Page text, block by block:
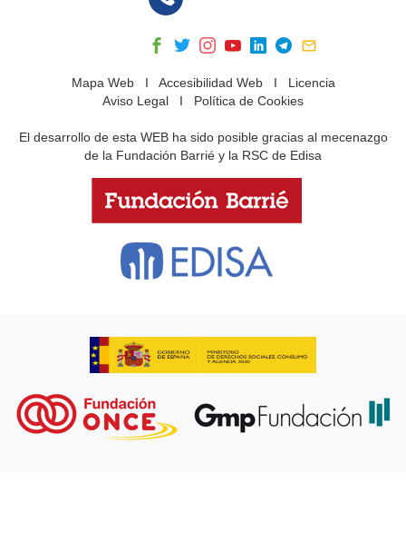
Mapa WebI Accesibilidad WebI Licencia
Aviso Legal I Política de Cookies
El desarrollo de esta WEB ha sido posible gracias al mecenazgo
de la Fundación Barrié y la RSC de Edisa